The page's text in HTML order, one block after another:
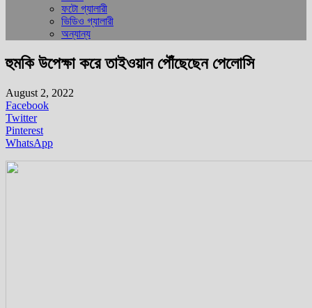
ফটো গ্যালারী
ভিডিও গ্যালারী
অন্যান্য
হুমকি উপেক্ষা করে তাইওয়ান পৌঁছেছেন পেলোসি
August 2, 2022
Facebook
Twitter
Pinterest
WhatsApp